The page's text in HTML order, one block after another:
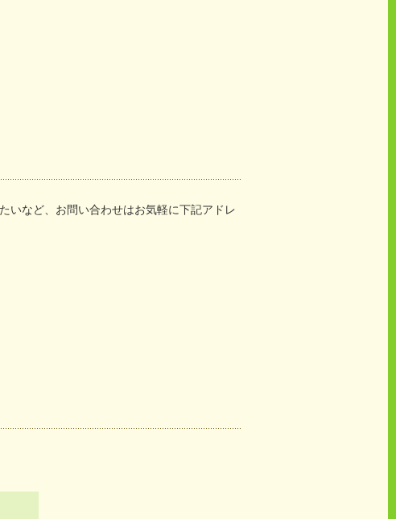
いなど、お問い合わせはお気軽に下記アドレ